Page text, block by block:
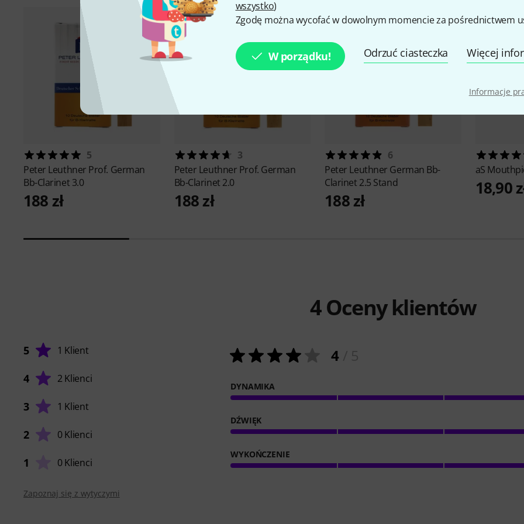
wszystko)
Zgodę można wycofać w dowolnym momencie za pośrednictwem
W porządku! Odrzuć ciasteczka Więcej
Informacje
5
Peter Leuthner Prof. German
Bb-Clarinet 3.0
188 zł
3
Peter Leuthner Prof. German
Bb-Clarinet 2.0
188 zł
6
Peter Leuthner German Bb-
Clarinet 2.5 Stand
188 zł
aS
18,90
4Oceny klientów
5 1 Klient
4 2 Klienci
3 1 Klient
2 0 Klienci
1 0 Klienci
4/ 5
DYNAMIKA
DŹWIĘK
WYKOŃCZENIE
Zapoznaj się z wytyczymi